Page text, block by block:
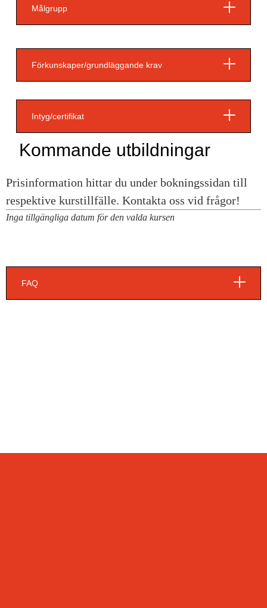
Målgrupp
Förkunskaper/grundläggande krav
Intyg/certifikat
Kommande utbildningar
Inga tillgängliga datum för den valda kursen
FAQ